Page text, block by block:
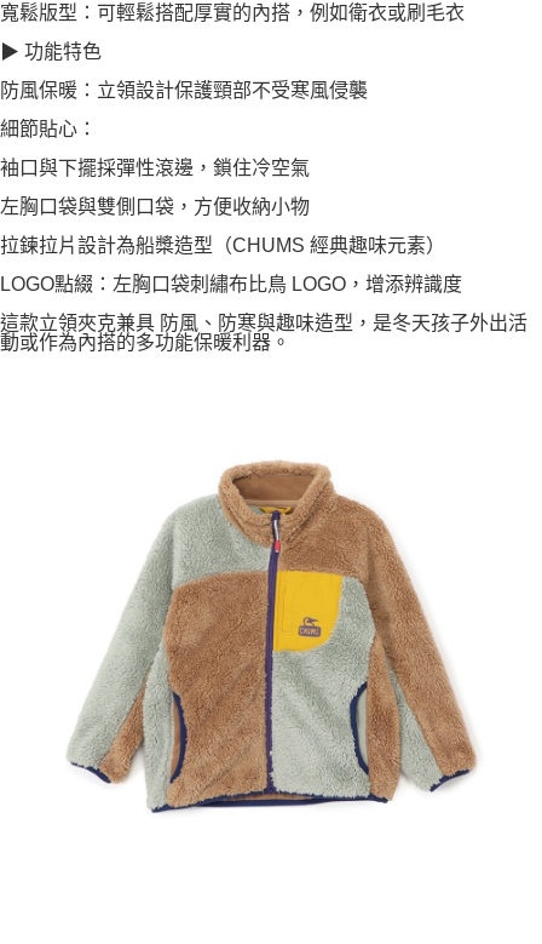
寬鬆版型：可輕鬆搭配厚實的內搭，例如衛衣或刷毛衣
▶ 功能特色
防風保暖：立領設計保護頸部不受寒風侵襲
細節貼心：
袖口與下擺採彈性滾邊，鎖住冷空氣
左胸口袋與雙側口袋，方便收納小物
拉鍊拉片設計為船槳造型（CHUMS 經典趣味元素）
LOGO點綴：左胸口袋刺繡布比鳥 LOGO，增添辨識度
這款立領夾克兼具 防風、防寒與趣味造型，是冬天孩子外出活
動或作為內搭的多功能保暖利器。